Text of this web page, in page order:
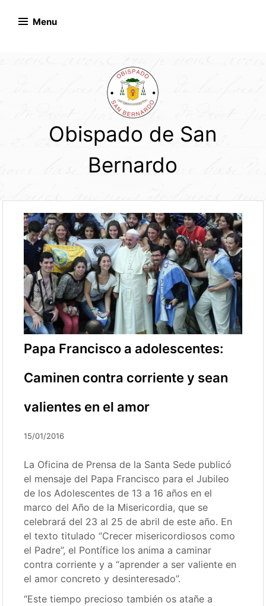
Menu
Obispado de San
Bernardo
Papa Francisco a adolescentes:
Caminen contra corriente y sean
valientes en el amor
15/01/2016
La Oficina de Prensa de la Santa Sede publicó
el mensaje del Papa Francisco para el Jubileo
de los Adolescentes de 13 a 16 años en el
marco del Año de la Misericordia, que se
celebrará del 23 al 25 de abril de este año. En
el texto titulado “Crecer misericordiosos como
el Padre”, el Pontífice los anima a caminar
contra corriente y a “aprender a ser valiente en
el amor concreto y desinteresado”.
“Este tiempo precioso también os atañe a